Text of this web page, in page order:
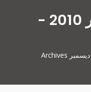
Archive: ديسمبر 2010 -
ديسمبر Archives